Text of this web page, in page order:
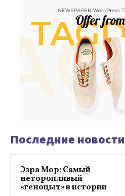
Последние новости
Эзра Мор: Самый
неторопливый
«геноцыт» в истории